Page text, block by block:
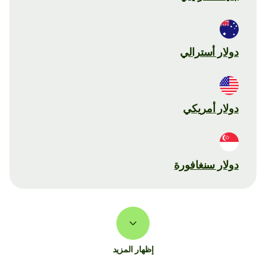
دولار أسترالي
دولار أمريكي
دولار سنغافورة
إظهار المزيد